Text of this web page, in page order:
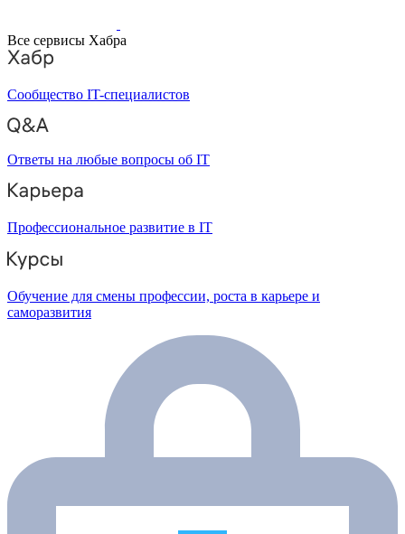
Все сервисы Хабра
Сообщество IT-специалистов
Ответы на любые вопросы об IT
Профессиональное развитие в IT
Обучение для смены профессии, роста в карьере и
саморазвития